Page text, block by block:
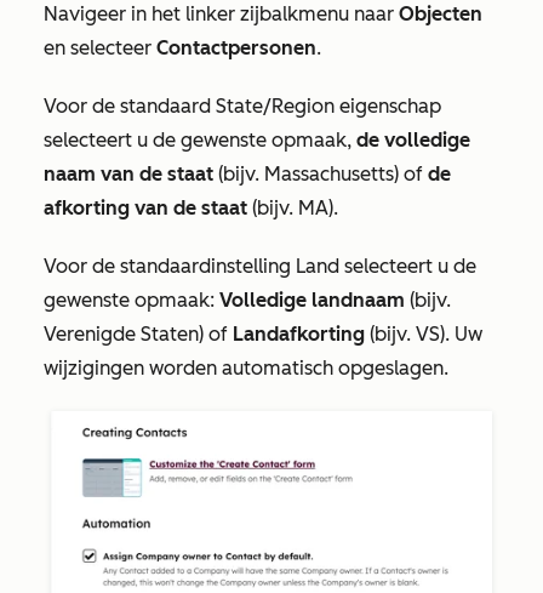
Navigeer in het linker zijbalkmenu naar Objecten
en selecteer Contactpersonen.
Voor de standaard State/Region eigenschap
selecteert u de gewenste opmaak, de volledige
naam van de staat (bijv. Massachusetts) of de
afkorting van de staat (bijv. MA).
Voor de standaardinstelling Land selecteert u de
gewenste opmaak: Volledige landnaam (bijv.
Verenigde Staten) of Landafkorting (bijv. VS). Uw
wijzigingen worden automatisch opgeslagen.